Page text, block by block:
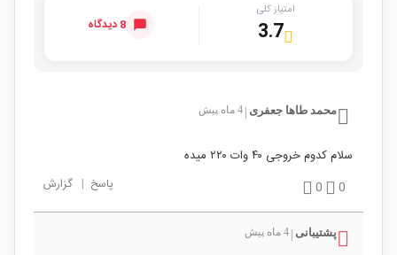
امتیاز کلی
3.7 8 دیدگاه
محمد طاها جعفری | 4 ماه پیش
سلام کدوم خروجی ۴۰ وات ۲۲۰ میده
0
0 پاسخ | گزارش
پشتیبانی | 4 ماه پیش